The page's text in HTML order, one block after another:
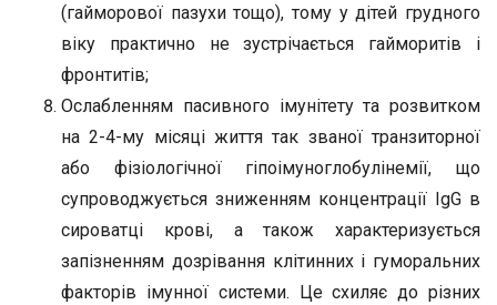
(гайморової пазухи тощо), тому у дітей грудного
віку практично не зустрічається гайморитів і
фронтитів;
Ослабленням пасивного імунітету та розвитком
на 2-4-му місяці життя так званої транзиторної
або фізіологічної гіпоімуноглобулінемії, що
супроводжується зниженням концентрації IgG в
сироватці крові, а також характеризується
запізненням дозрівання клітинних і гуморальних
факторів імунної системи. Це схиляє до різних